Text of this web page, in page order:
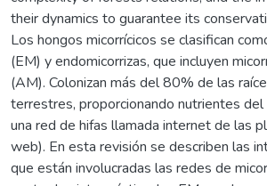
their dynamics to guarantee its
Los hongos micorrícicos se clasifican
(EM) y endomicorrizas, que incluyen
(AM). Colonizan más del 80% de las
terrestres, proporcionando nutrientes
una red de hifas llamada internet de las
web). En esta revisión se describen las
que están involucradas las redes de